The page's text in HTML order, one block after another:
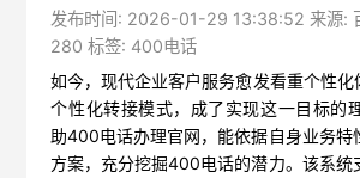
发布时间: 2026-01-29 13:38:52 来源:
280 标签: 400电话
如今，现代企业客户服务愈发看重个性
个性化转接模式，成了实现这一目标的
助400电话办理官网，能依据自身业务特
方案，充分挖掘400电话的潜力。该系统